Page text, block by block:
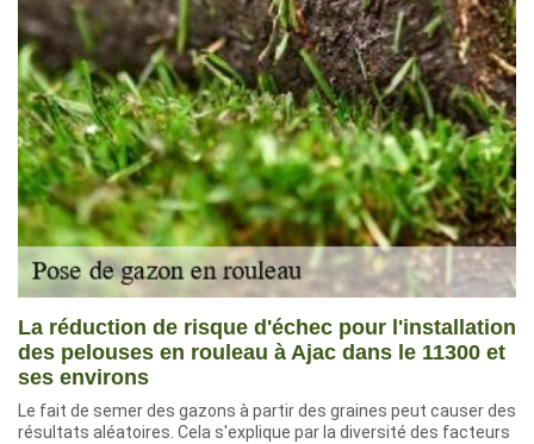
La réduction de risque d'échec pour l'installation
des pelouses en rouleau à Ajac dans le 11300 et
ses environs
Le fait de semer des gazons à partir des graines peut causer des
résultats aléatoires. Cela s'explique par la diversité des facteurs